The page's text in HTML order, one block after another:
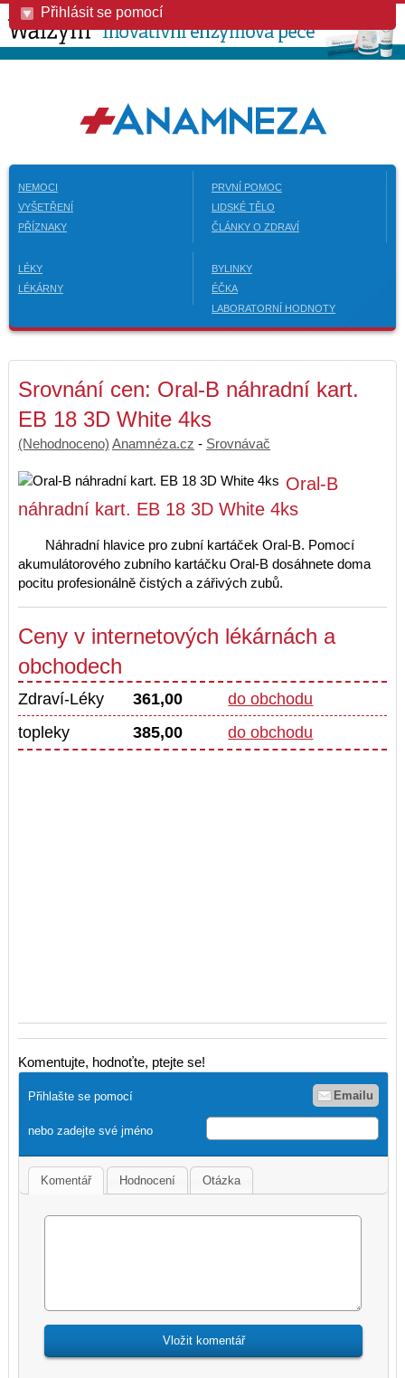
Přihlásit se pomocí
NEMOCI
VYŠETŘENÍ
PŘÍZNAKY
PRVNÍ POMOC
LIDSKÉ TĚLO
ČLÁNKY O ZDRAVÍ
LÉKY
LÉKÁRNY
BYLINKY
ÉČKA
LABORATORNÍ HODNOTY
Srovnání cen: Oral-B náhradní kart.
EB 18 3D White 4ks
(Nehodnoceno) Anamnéza.cz - Srovnávač
Oral-B
náhradní kart. EB 18 3D White 4ks
Náhradní hlavice pro zubní kartáček Oral-B. Pomocí
akumulátorového zubního kartáčku Oral-B dosáhnete doma
pocitu profesionálně čistých a zářivých zubů.
Ceny v internetových lékárnách a
obchodech
Zdraví-Léky 361,00
do obchodu
topleky
385,00 do obchodu
Komentujte, hodnoťte, ptejte se!
Přihlašte se pomocí Emailu
nebo zadejte své jméno
Komentář Hodnocení Otázka